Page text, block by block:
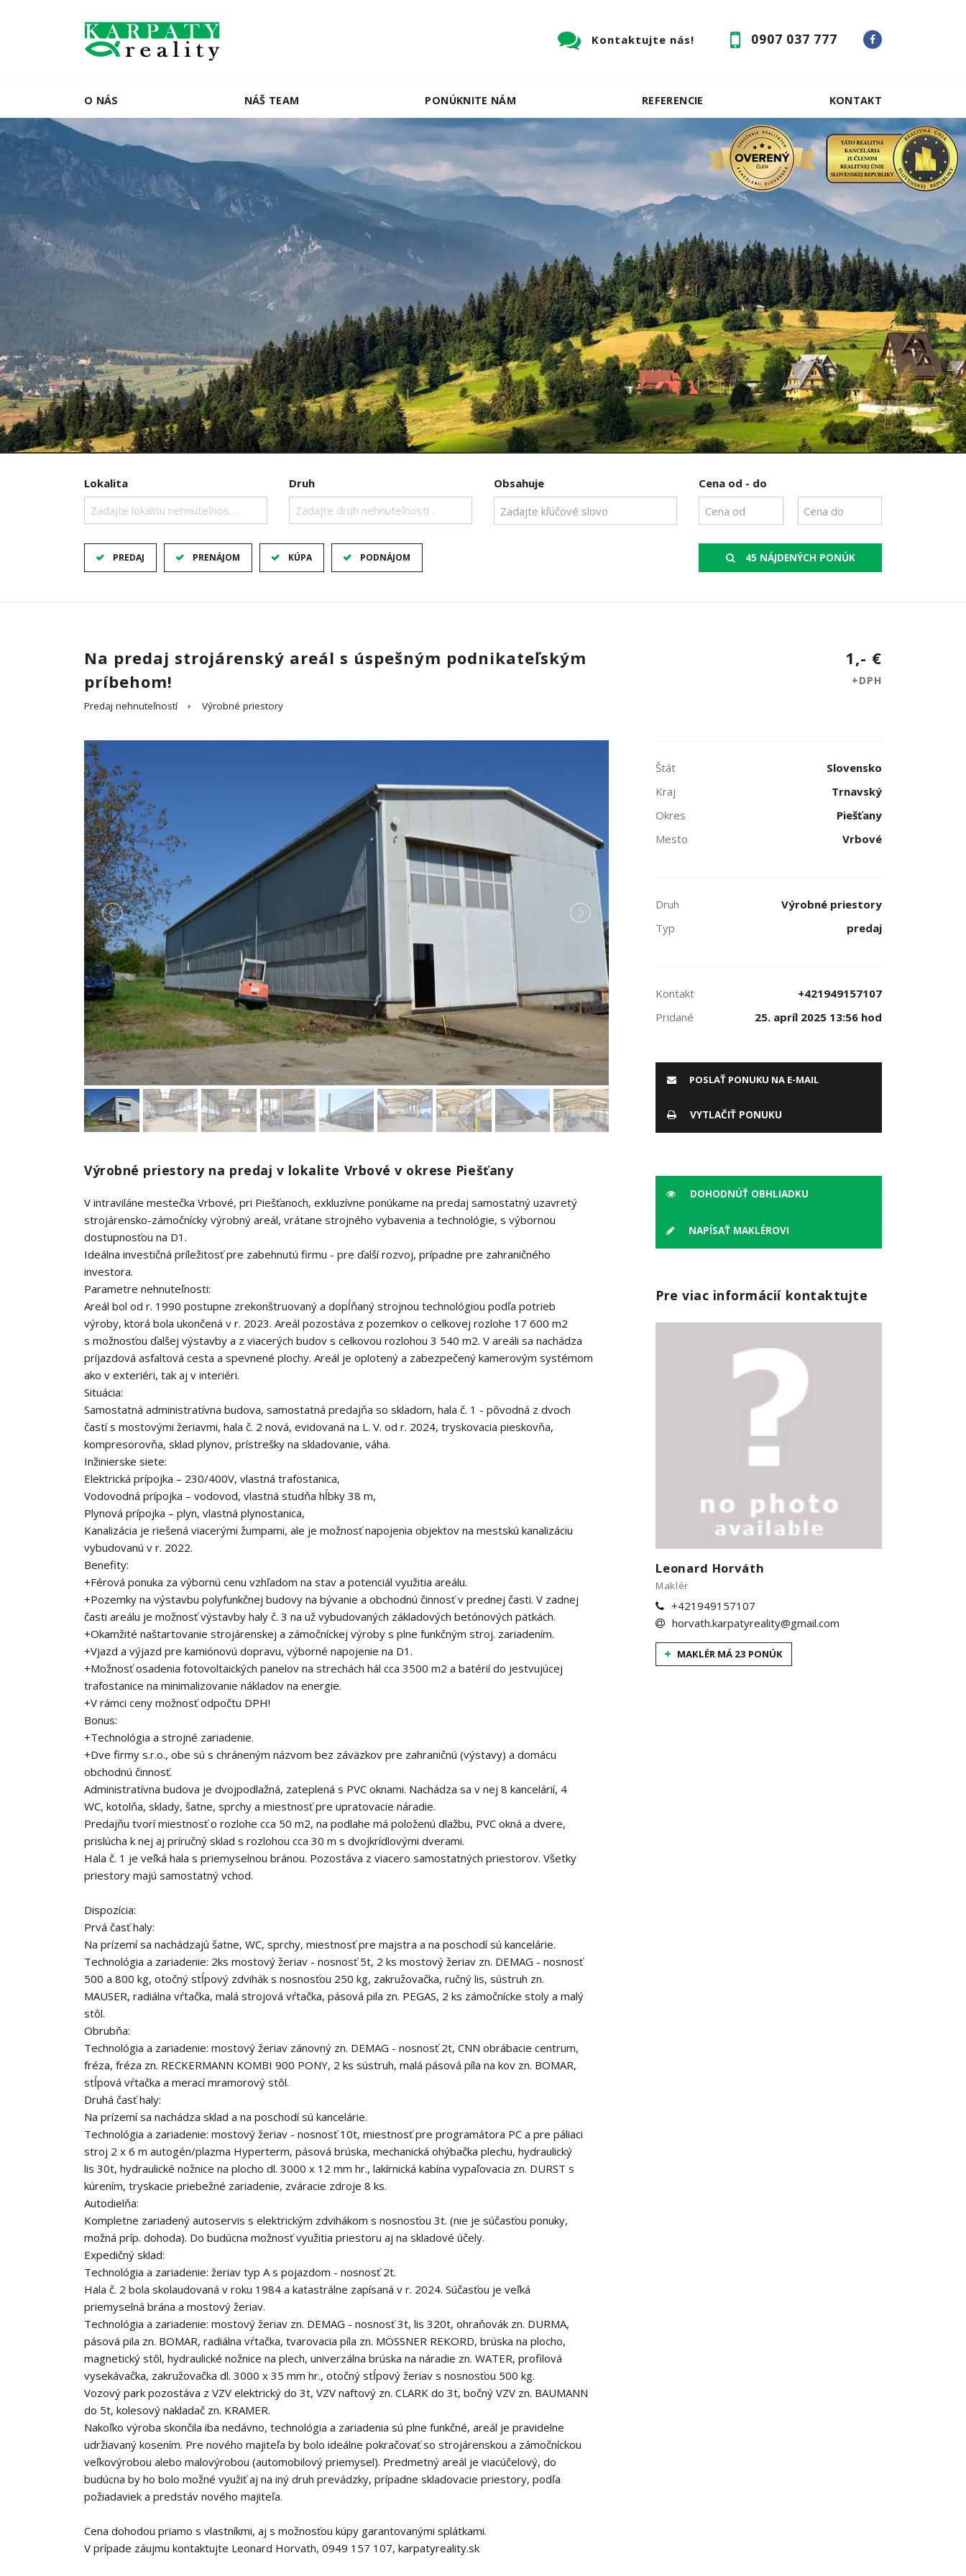
0907 037 777
Kontaktujte nás!
O NÁS NÁŠ TEAM PONÚKNITE NÁM REFERENCIE KONTAKT
Lokalita
Zadajte lokalitu nehnuteľnosti ..
Druh
Zadajte druh nehnuteľnosti ..
Obsahuje Cena od - do
PREDAJ PRENÁJOM KÚPA PODNÁJOM 45 NÁJDENÝCH PONÚK
Na predaj strojárenský areál s úspešným podnikateľským
príbehom!
1,- €
+DPH
Predaj nehnuteľností Výrobné priestory
Výrobné priestory na predaj v lokalite Vrbové v okrese Piešťany
V intraviláne mestečka Vrbové, pri Piešťanoch, exkluzívne ponúkame na predaj samostatný uzavretý
strojárensko-zámočnícky výrobný areál, vrátane strojného vybavenia a technológie, s výbornou
dostupnosťou na D1.
Ideálna investičná príležitosť pre zabehnutú firmu - pre ďalší rozvoj, prípadne pre zahraničného
investora.
Parametre nehnuteľnosti:
Areál bol od r. 1990 postupne zrekonštruovaný a dopĺňaný strojnou technológiou podľa potrieb
výroby, ktorá bola ukončená v r. 2023. Areál pozostáva z pozemkov o celkovej rozlohe 17 600 m2
s možnosťou ďalšej výstavby a z viacerých budov s celkovou rozlohou 3 540 m2. V areáli sa nachádza
príjazdová asfaltová cesta a spevnené plochy. Areál je oplotený a zabezpečený kamerovým systémom
ako v exteriéri, tak aj v interiéri.
Situácia:
Samostatná administratívna budova, samostatná predajňa so skladom, hala č. 1 - pôvodná z dvoch
častí s mostovými žeriavmi, hala č. 2 nová, evidovaná na L. V. od r. 2024, tryskovacia pieskovňa,
kompresorovňa, sklad plynov, prístrešky na skladovanie, váha.
Inžinierske siete:
Elektrická prípojka – 230/400V, vlastná trafostanica,
Vodovodná prípojka – vodovod, vlastná studňa hĺbky 38 m,
Plynová prípojka – plyn, vlastná plynostanica,
Kanalizácia je riešená viacerými žumpami, ale je možnosť napojenia objektov na mestskú kanalizáciu
vybudovanú v r. 2022.
Benefity:
+Férová ponuka za výbornú cenu vzhľadom na stav a potenciál využitia areálu.
+Pozemky na výstavbu polyfunkčnej budovy na bývanie a obchodnú činnosť v prednej časti. V zadnej
časti areálu je možnosť výstavby haly č. 3 na už vybudovaných základových betónových pätkách.
+Okamžité naštartovanie strojárenskej a zámočníckej výroby s plne funkčným stroj. zariadením.
+Vjazd a výjazd pre kamiónovú dopravu, výborné napojenie na D1.
+Možnosť osadenia fotovoltaických panelov na strechách hál cca 3500 m2 a batérií do jestvujúcej
trafostanice na minimalizovanie nákladov na energie.
+V rámci ceny možnosť odpočtu DPH!
Bonus:
+Technológia a strojné zariadenie.
+Dve firmy s.r.o., obe sú s chráneným názvom bez záväzkov pre zahraničnú (výstavy) a domácu
obchodnú činnosť.
Administratívna budova je dvojpodlažná, zateplená s PVC oknami. Nachádza sa v nej 8 kancelárií, 4
WC, kotolňa, sklady, šatne, sprchy a miestnosť pre upratovacie náradie.
Predajňu tvorí miestnosť o rozlohe cca 50 m2, na podlahe má položenú dlažbu, PVC okná a dvere,
prislúcha k nej aj príručný sklad s rozlohou cca 30 m s dvojkrídlovými dverami.
Hala č. 1 je veľká hala s priemyselnou bránou. Pozostáva z viacero samostatných priestorov. Všetky
priestory majú samostatný vchod.
Dispozícia:
Prvá časť haly:
Na prízemí sa nachádzajú šatne, WC, sprchy, miestnosť pre majstra a na poschodí sú kancelárie.
Technológia a zariadenie: 2ks mostový žeriav - nosnosť 5t, 2 ks mostový žeriav zn. DEMAG - nosnosť
500 a 800 kg, otočný stĺpový zdvihák s nosnosťou 250 kg, zakružovačka, ručný lis, sústruh zn.
MAUSER, radiálna vŕtačka, malá strojová vŕtačka, pásová pila zn. PEGAS, 2 ks zámočnícke stoly a malý
stôl.
Obrubňa:
Technológia a zariadenie: mostový žeriav zánovný zn. DEMAG - nosnosť 2t, CNN obrábacie centrum,
fréza, fréza zn. RECKERMANN KOMBI 900 PONY, 2 ks sústruh, malá pásová píla na kov zn. BOMAR,
stĺpová vŕtačka a merací mramorový stôl.
Druhá časť haly:
Na prízemí sa nachádza sklad a na poschodí sú kancelárie.
Technológia a zariadenie: mostový žeriav - nosnosť 10t, miestnosť pre programátora PC a pre páliaci
stroj 2 x 6 m autogén/plazma Hyperterm, pásová brúska, mechanická ohýbačka plechu, hydraulický
lis 30t, hydraulické nožnice na plocho dl. 3000 x 12 mm hr., lakírnická kabína vypaľovacia zn. DURST s
kúrením, tryskacie priebežné zariadenie, zváracie zdroje 8 ks.
Autodielňa:
Kompletne zariadený autoservis s elektrickým zdvihákom s nosnosťou 3t. (nie je súčasťou ponuky,
možná príp. dohoda). Do budúcna možnosť využitia priestoru aj na skladové účely.
Expedičný sklad:
Technológia a zariadenie: žeriav typ A s pojazdom - nosnosť 2t.
Hala č. 2 bola skolaudovaná v roku 1984 a katastrálne zapísaná v r. 2024. Súčasťou je veľká
priemyselná brána a mostový žeriav.
Technológia a zariadenie: mostový žeriav zn. DEMAG - nosnosť 3t, lis 320t, ohraňovák zn. DURMA,
pásová pila zn. BOMAR, radiálna vŕtačka, tvarovacia píla zn. MÖSSNER REKORD, brúska na plocho,
magnetický stôl, hydraulické nožnice na plech, univerzálna brúska na náradie zn. WATER, profilová
vysekávačka, zakružovačka dl. 3000 x 35 mm hr., otočný stĺpový žeriav s nosnosťou 500 kg.
Vozový park pozostáva z VZV elektrický do 3t, VZV naftový zn. CLARK do 3t, bočný VZV zn. BAUMANN
do 5t, kolesový nakladač zn. KRAMER.
Nakoľko výroba skončila iba nedávno, technológia a zariadenia sú plne funkčné, areál je pravidelne
udržiavaný kosením. Pre nového majiteľa by bolo ideálne pokračovať so strojárenskou a zámočníckou
veľkovýrobou alebo malovýrobou (automobilový priemysel). Predmetný areál je viacúčelový, do
budúcna by ho bolo možné využiť aj na iný druh prevádzky, prípadne skladovacie priestory, podľa
požiadaviek a predstáv nového majiteľa.
Cena dohodou priamo s vlastníkmi, aj s možnosťou kúpy garantovanými splátkami.
V prípade záujmu kontaktujte Leonard Horvath, 0949 157 107, karpatyreality.sk
Štát
Slovensko
Kraj
Trnavský
Okres
Piešťany
Mesto
Vrbové
Druh
Výrobné priestory
Typ
predaj
Kontakt
+421949157107
Pridané
25. apríl 2025 13:56 hod
POSLAŤ PONUKU NA E-MAIL
VYTLAČIŤ PONUKU
DOHODNÚŤ OBHLIADKU
NAPÍSAŤ MAKLÉROVI
Pre viac informácií kontaktujte
Leonard Horváth
Maklér
+421949157107
horvath.karpatyreality@gmail.com
MAKLÉR MÁ 23 PONÚK